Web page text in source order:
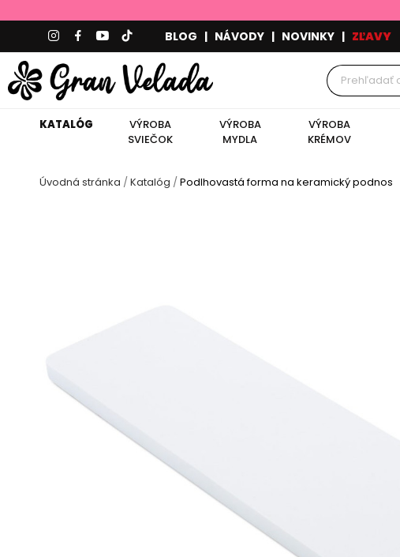
BLOG | NÁVODY | NOVINKY | ZĽAVY
KATALÓG
VÝROBA
SVIEČOK
VÝROBA
MYDLA
VÝROBA
KRÉMOV
Úvodná stránka Katalóg Podlhovastá forma na keramický podnos